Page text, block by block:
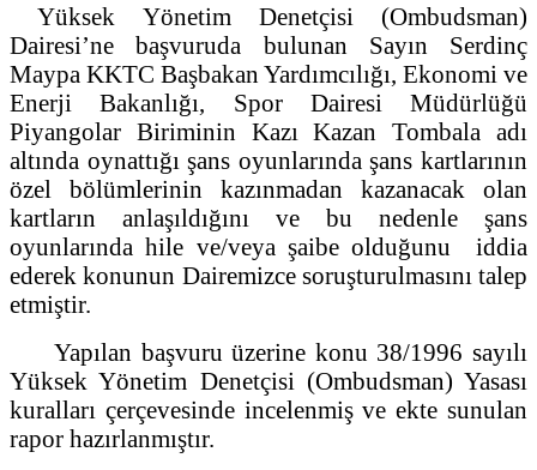
Yüksek Yönetim Denetçisi (Ombudsman)
Dairesi’ne başvuruda bulunan Sayın Serdinç
Maypa KKTC Başbakan Yardımcılığı, Ekonomi ve
Enerji Bakanlığı, Spor Dairesi Müdürlüğü
Piyangolar Biriminin Kazı Kazan Tombala adı
altında oynattığı şans oyunlarında şans kartlarının
özel bölümlerinin kazınmadan kazanacak olan
kartların anlaşıldığını ve bu nedenle şans
oyunlarında hile ve/veya şaibe olduğunu iddia
ederek konunun Dairemizce soruşturulmasını talep
etmiştir.
Yapılan başvuru üzerine konu 38/1996 sayılı
Yüksek Yönetim Denetçisi (Ombudsman) Yasası
kuralları çerçevesinde incelenmiş ve ekte sunulan
rapor hazırlanmıştır.